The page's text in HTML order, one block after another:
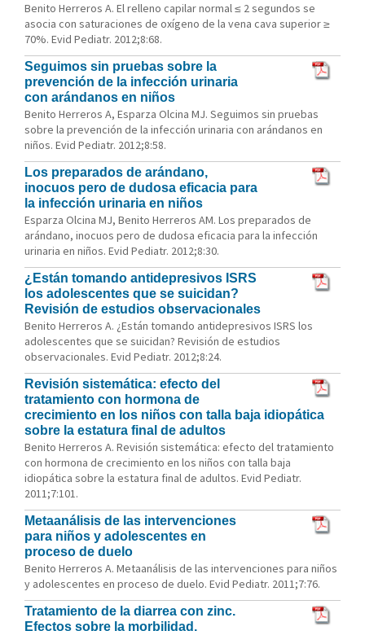
Benito Herreros A. El relleno capilar normal ≤ 2 segundos se
asocia con saturaciones de oxígeno de la vena cava superior ≥
70%. Evid Pediatr. 2012;8:68.
Seguimos sin pruebas sobre la
prevención de la infección urinaria
con arándanos en niños
Benito Herreros A, Esparza Olcina MJ. Seguimos sin pruebas
sobre la prevención de la infección urinaria con arándanos en
niños. Evid Pediatr. 2012;8:58.
Los preparados de arándano,
inocuos pero de dudosa eficacia para
la infección urinaria en niños
Esparza Olcina MJ, Benito Herreros AM. Los preparados de
arándano, inocuos pero de dudosa eficacia para la infección
urinaria en niños. Evid Pediatr. 2012;8:30.
¿Están tomando antidepresivos ISRS
los adolescentes que se suicidan?
Revisión de estudios observacionales
Benito Herreros A. ¿Están tomando antidepresivos ISRS los
adolescentes que se suicidan? Revisión de estudios
observacionales. Evid Pediatr. 2012;8:24.
Revisión sistemática: efecto del
tratamiento con hormona de
crecimiento en los niños con talla baja idiopática
sobre la estatura final de adultos
Benito Herreros A. Revisión sistemática: efecto del tratamiento
con hormona de crecimiento en los niños con talla baja
idiopática sobre la estatura final de adultos. Evid Pediatr.
2011;7:101.
Metaanálisis de las intervenciones
para niños y adolescentes en
proceso de duelo
Benito Herreros A. Metaanálisis de las intervenciones para niños
y adolescentes en proceso de duelo. Evid Pediatr. 2011;7:76.
Tratamiento de la diarrea con zinc.
Efectos sobre la morbilidad,